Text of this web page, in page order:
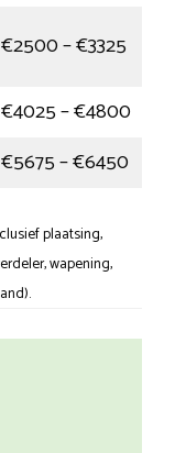
€2500 – €3325
€4025 – €4800
€5675 – €6450
plaatsing,
wapening,